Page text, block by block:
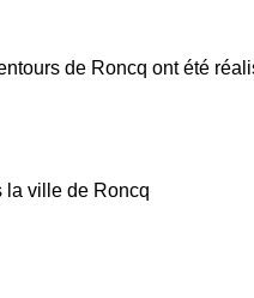
de Roncq ont été
la ville de Roncq